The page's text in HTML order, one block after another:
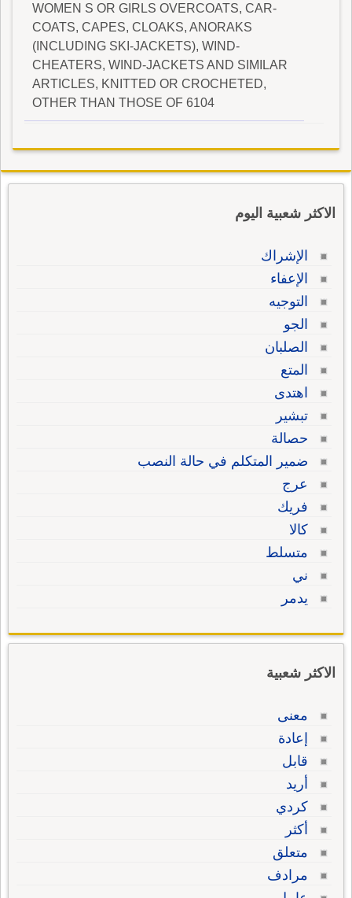
WOMEN S OR GIRLS OVERCOATS, CAR-
COATS, CAPES, CLOAKS, ANORAKS
(INCLUDING SKI-JACKETS), WIND-
CHEATERS, WIND-JACKETS AND SIMILAR
ARTICLES, KNITTED OR CROCHETED,
OTHER THAN THOSE OF 6104
الاكثر شعبية اليوم
الإشراك
الإعفاء
التوجيه
الجو
الصلبان
المتع
اهتدى
تبشير
حصالة
ضمير المتكلم في حالة النصب
عرج
فريك
كالا
متسلط
ني
يدمر
الاكثر شعبية
معنى
إعادة
قابل
أريد
كردي
أكثر
متعلق
مرادف